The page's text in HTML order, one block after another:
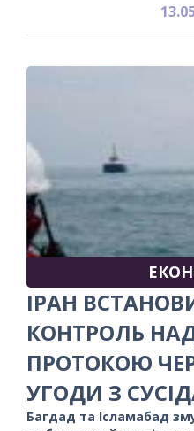
ІРАН
КОНТРОЛЬ
ПРОТОКОЮ
УГОДИ З
Багдад та Ісламабад